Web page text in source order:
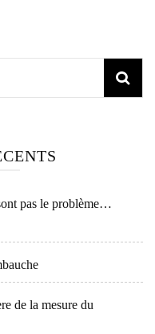
pas le problème…
de la mesure du